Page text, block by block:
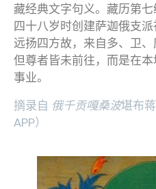
藏经典文字句义。藏历第七
四十八岁时创建萨迦俄支
远扬四方故，来自多、卫、
但尊者皆未前往，而是在
事业。
摘录自 俄千贡嘎桑波堪布
APP）